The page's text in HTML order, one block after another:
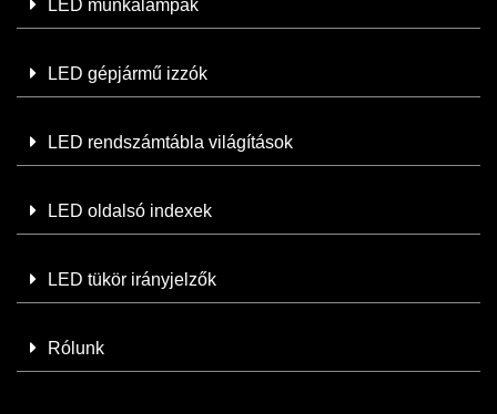
LED munkalámpák
LED gépjármű izzók
LED rendszámtábla világítások
LED oldalsó indexek
LED tükör irányjelzők
Rólunk